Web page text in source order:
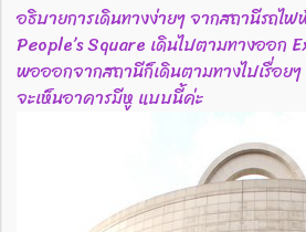
อธิบายการเดินทางง่ายๆ จากสถานีรถไ
People’s Square เดินไปตามทางออก
พอออกจากสถานีก็เดินตามทางไปเรื่อย
จะเห็นอาคารมีหู แบบนี้ค่ะ